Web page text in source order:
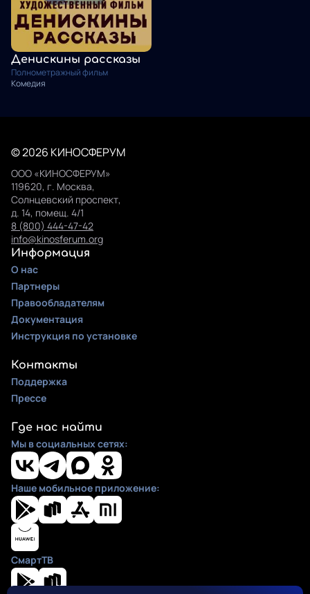
Денискины рассказы
Полнометражный фильм
Комедия
© 2026 КИНОСФЕРУМ
ООО «КИНОСФЕРУМ»
119620, г. Москва,
Солнцевский проспект,
д. 14, помещ. 4/1
8 (800) 444-47-42
info@kinosferum.org
Информация
О нас
Партнеры
Правообладателям
Документация
Инструкция по установке
Контакты
Поддержка
Прессе
Где нас найти
Мы в социальных сетях:
Наше мобильное приложение:
СмартТВ